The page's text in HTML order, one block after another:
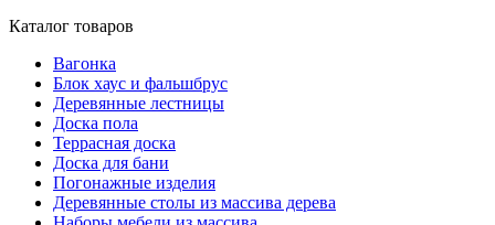
Каталог товаров
Вагонка
Блок хаус и фальшбрус
Деревянные лестницы
Доска пола
Террасная доска
Доска для бани
Погонажные изделия
Деревянные столы из массива дерева